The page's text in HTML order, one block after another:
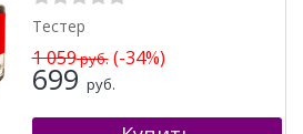
Тестер
1 059руб.(-34%)
699 руб.